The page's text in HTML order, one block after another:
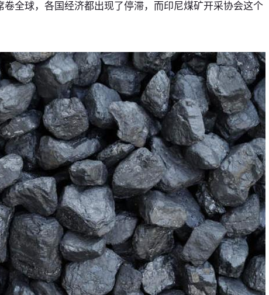
卷全球，各国经济都出现了停滞，而印尼煤矿开采协会这个